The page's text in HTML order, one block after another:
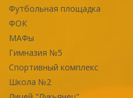
Футбольная площадка
ФОК
МАФы
Гимназия №5
Спортивный комплекс
Школа №2